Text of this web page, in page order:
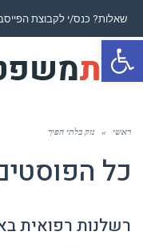
פתח סרגל נגישות
שאלות? כנס/י לקבוצת
ראשי » נזק בלתי הפיך
כל
רשלנות רפואית